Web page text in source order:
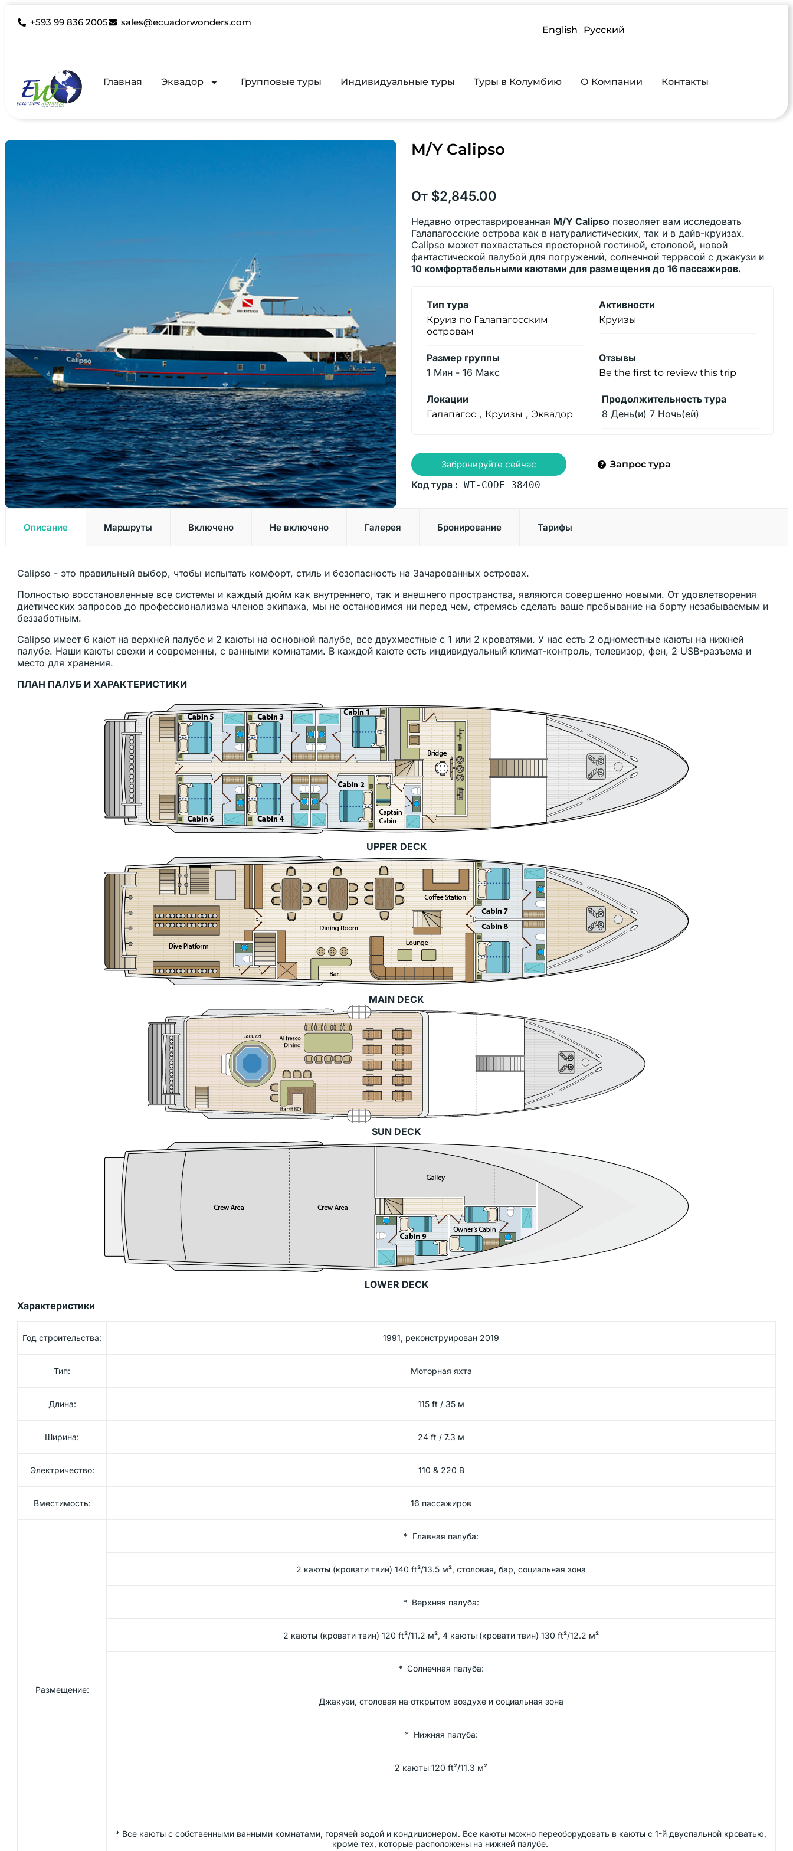
+593 99 836 2005 sales@ecuadorwonders.com
English Русский
Главная Эквадор Групповые туры Индивидуальные туры Туры в Колумбию О Компании Контакты
M/Y Calipso
От $2,845.00
Недавно отреставрированная M/Y Calipso позволяет вам исследовать
Галапагосские острова как в натуралистических, так и в дайв-круизах.
Calipso может похвастаться просторной гостиной, столовой, новой
фантастической палубой для погружений, солнечной террасой с джакузи и
10 комфортабельными каютами для размещения до 16 пассажиров.
Тип тура
Круиз по Галапагосским
островам
Активности
Круизы
Размер группы
1 Мин - 16 Макс
Отзывы
Be the first to review this trip
Локации
Галапагос , Круизы , Эквадор
Продолжительность тура
8 День(и) 7 Ночь(ей)
Забронируйте сейчас Запрос тура
Код тура : WT-CODE 38400
Описание Маршруты Включено Не включено Галерея Бронирование Тарифы
Calipso - это правильный выбор, чтобы испытать комфорт, стиль и безопасность на Зачарованных островах.
Полностью восстановленные все системы и каждый дюйм как внутреннего, так и внешнего пространства, являются совершенно новыми. От удовлетворения
диетических запросов до профессионализма членов экипажа, мы не остановимся ни перед чем, стремясь сделать ваше пребывание на борту незабываемым и
беззаботным.
Calipso имеет 6 кают на верхней палубе и 2 каюты на основной палубе, все двухместные с 1 или 2 кроватями. У нас есть 2 одноместные каюты на нижней
палубе. Наши каюты свежи и современны, с ванными комнатами. В каждой каюте есть индивидуальный климат-контроль, телевизор, фен, 2 USB-разъема и
место для хранения.
ПЛАН ПАЛУБ И ХАРАКТЕРИСТИКИ
UPPER DECK
MAIN DECK
SUN DECK
LOWER DECK
Характеристики
Год строительства: 1991, реконструирован 2019
Тип: Моторная яхта
Длина: 115 ft / 35 м
Ширина: 24 ft / 7.3 м
Электричество: 110 & 220 В
Вместимость: 16 пассажиров
Размещение:
* Главная палуба:
2 каюты (кровати твин) 140 ft²/13.5 м², столовая, бар, социальная зона
* Верхняя палуба:
2 каюты (кровати твин) 120 ft²/11.2 м², 4 каюты (кровати твин) 130 ft²/12.2 м²
* Солнечная палуба:
Джакузи, столовая на открытом воздухе и социальная зона
* Нижняя палуба:
2 каюты 120 ft²/11.3 м²
* Все каюты с собственными ванными комнатами, горячей водой и кондиционером. Все каюты можно переоборудовать в каюты с 1-й двуспальной кроватью,
кроме тех, которые расположены на нижней палубе.